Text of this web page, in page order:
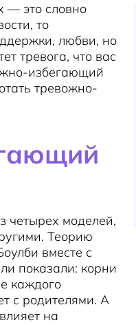
— это словно
то
любви, но
тревога, что вас
избегающий
тревожно-
четырех моделей,
Теорию
вместе с
показали: корни
каждого
с родителями. А
на